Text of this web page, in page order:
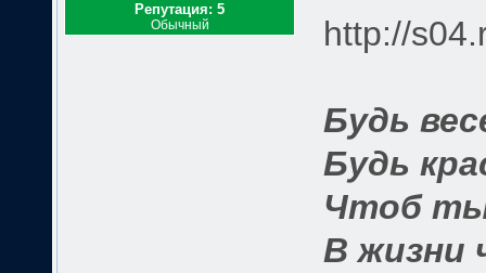
Репутация: 5
Обычный http://
Будь
Будь
Чтоб ты
В жизни